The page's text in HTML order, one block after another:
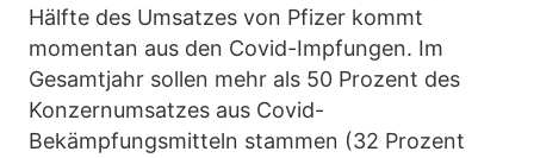
Hälfte des Umsatzes von Pfizer kommt
momentan aus den Covid-Impfungen. Im
Gesamtjahr sollen mehr als 50 Prozent des
Konzernumsatzes aus Covid-
Bekämpfungsmitteln stammen (32 Prozent